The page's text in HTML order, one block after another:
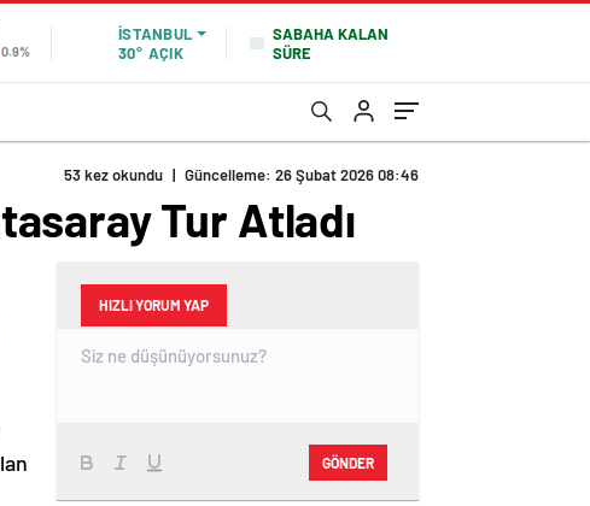
0.9%
İSTANBUL
30° AÇIK
SABAHA KALAN
SÜRE
53 kez okundu | Güncelleme: 26 Şubat 2026 08:46
Tur Atladı
HIZLI YORUM YAP
GÖNDER